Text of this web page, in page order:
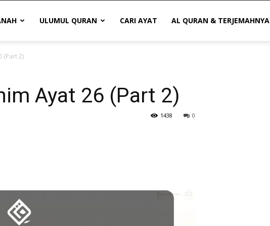
ULUMUL QURAN CARI AYAT AL QURAN & TERJEMAHNYA
(Part 2)
Ayat 26 (Part 2)
0
1438